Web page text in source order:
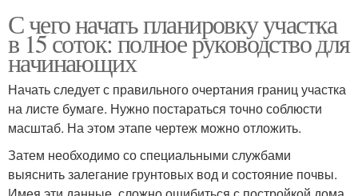
С чего начать планировку участка
в 15 соток: полное руководство для
начинающих
Начать следует с правильного очертания границ участка
на листе бумаге. Нужно постараться точно соблюсти
масштаб. На этом этапе чертеж можно отложить.
Затем необходимо со специальными службами
выяснить залегание грунтовых вод и состояние почвы.